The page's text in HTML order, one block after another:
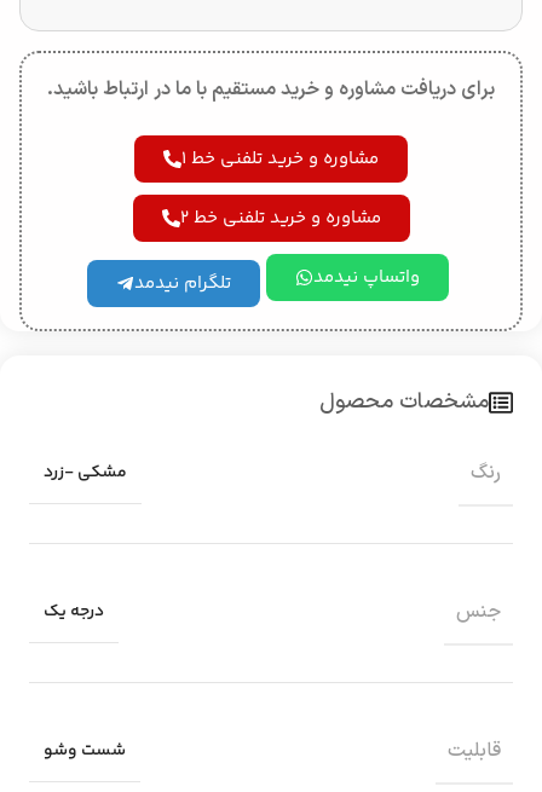
برای دریافت مشاوره و خرید مستقیم با ما در ارتباط باشید.
مشاوره و خرید تلفنی خط 1
مشاوره و خرید تلفنی خط 2
واتساپ نیدمد تلگرام نیدمد
مشخصات محصول
رنگ مشکی -زرد
جنس درجه یک
قابلیت شست وشو